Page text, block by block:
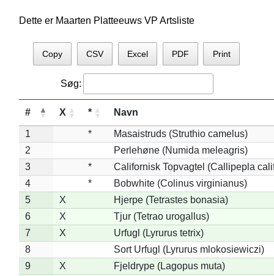
Dette er Maarten Platteeuws VP Artsliste
Copy CSV Excel PDF Print
Søg:
# X * Navn
1 *
Masaistruds (Struthio camelus)
2
Perlehøne (Numida meleagris)
3
*
Californisk Topvagtel (Callipepla
4
*
Bobwhite (Colinus virginianus)
5
X
Hjerpe (Tetrastes bonasia)
6
X
Tjur (Tetrao urogallus)
7
X
Urfugl (Lyrurus tetrix)
8
Sort Urfugl (Lyrurus mlokosiewiczi)
9
X
Fjeldrype (Lagopus muta)